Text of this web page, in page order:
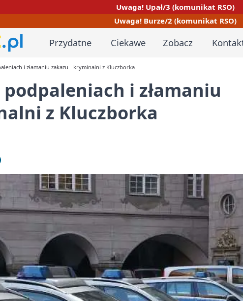
Uwaga! Upał/3 (komunikat RSO)
Uwaga! Burze/2 (komunikat RSO)
Przydatne Ciekawe Zobacz
i złamaniu zakazu - kryminalni z Kluczborka
i złamaniu
z Kluczborka